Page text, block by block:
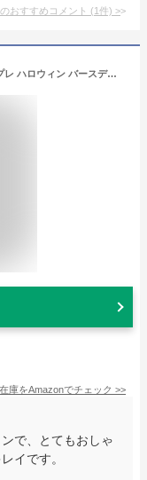
おすすめコメント (1件) >
クリアストーン(Clearstone) ハピバ コスプレ ハロウィン バースデー 誕生日 光るクラウンカチューシャ カチューシャ 光る クラウン 王冠 ハッピーバースデー ユニセックス ピンク 衣装 仮装 コスチューム
庫をAmazonでチェック >>
で、とてもおしゃ
イです。